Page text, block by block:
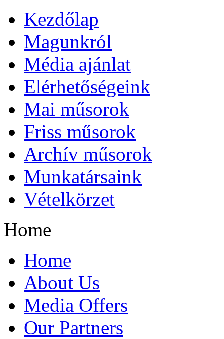
Kezdőlap
Magunkról
Média ajánlat
Elérhetőségeink
Mai műsorok
Friss műsorok
Archív műsorok
Munkatársaink
Vételkörzet
Home
Home
About Us
Media Offers
Our Partners